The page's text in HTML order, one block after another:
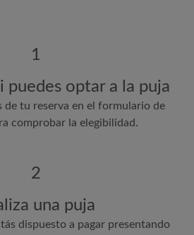
1
puedes optar a la puja
de tu reserva en el formulario de
comprobar la elegibilidad.
2
una puja
dispuesto a pagar presentando